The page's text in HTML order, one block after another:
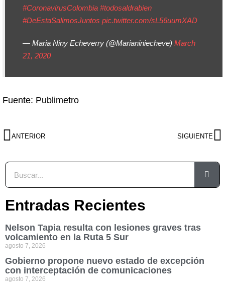
#CoronavirusColombia #todosaldrabien
#DeEstaSalimosJuntos pic.twitter.com/sL56uumXAD
— Maria Niny Echeverry (@Marianiniecheve) March
21, 2020
Fuente: Publimetro
ANTERIOR SIGUIENTE
Entradas Recientes
Nelson Tapia resulta con lesiones graves tras
volcamiento en la Ruta 5 Sur
agosto 7, 2026
Gobierno propone nuevo estado de excepción
con interceptación de comunicaciones
agosto 7, 2026